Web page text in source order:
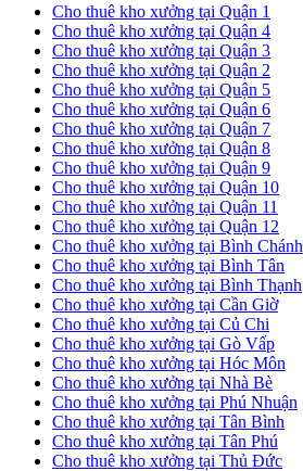
Cho thuê kho xưởng tại Quận 1
Cho thuê kho xưởng tại Quận 4
Cho thuê kho xưởng tại Quận 3
Cho thuê kho xưởng tại Quận 2
Cho thuê kho xưởng tại Quận 5
Cho thuê kho xưởng tại Quận 6
Cho thuê kho xưởng tại Quận 7
Cho thuê kho xưởng tại Quận 8
Cho thuê kho xưởng tại Quận 9
Cho thuê kho xưởng tại Quận 10
Cho thuê kho xưởng tại Quận 11
Cho thuê kho xưởng tại Quận 12
Cho thuê kho xưởng tại Bình Chánh
Cho thuê kho xưởng tại Bình Tân
Cho thuê kho xưởng tại Bình Thạnh
Cho thuê kho xưởng tại Cần Giờ
Cho thuê kho xưởng tại Củ Chi
Cho thuê kho xưởng tại Gò Vấp
Cho thuê kho xưởng tại Hóc Môn
Cho thuê kho xưởng tại Nhà Bè
Cho thuê kho xưởng tại Phú Nhuận
Cho thuê kho xưởng tại Tân Bình
Cho thuê kho xưởng tại Tân Phú
Cho thuê kho xưởng tại Thủ Đức